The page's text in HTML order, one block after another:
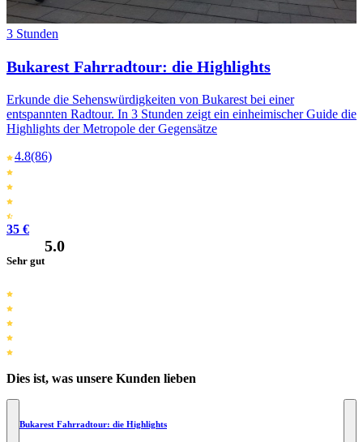
3 Stunden
Bukarest Fahrradtour: die Highlights
Erkunde die Sehenswürdigkeiten von Bukarest bei einer
entspannten Radtour. In 3 Stunden zeigt ein einheimischer Guide die
Highlights der Metropole der Gegensätze
4.8(86)
35 €
Sehr gut
5.0
Dies ist, was unsere Kunden lieben
Bukarest Fahrradtour: die Highlights